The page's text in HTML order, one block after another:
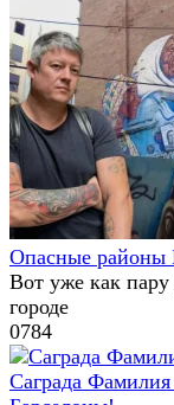
Опасные районы
Вот уже как пару
городе
0784
Саграда Фамилия